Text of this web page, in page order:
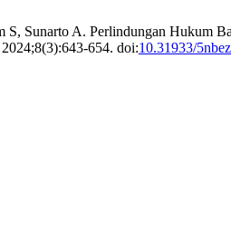
Sunarto A. Perlindungan Hukum
2024;8(3):643-654. doi:10.31933/